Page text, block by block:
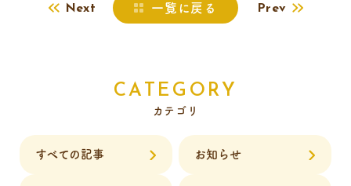
Next 一覧に戻る Prev
CATEGORY
カテゴリ
すべての記事 お知らせ